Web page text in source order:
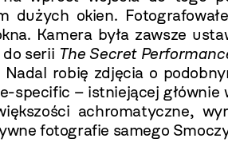
dużych okien.
Kamera była zawsze
serii The Secret
robię zdjęcia o
specific – istniejącej
achromatyczne,
fotografie samego